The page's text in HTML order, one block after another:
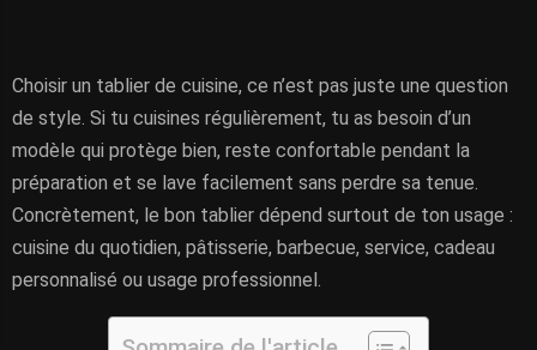
Choisir un tablier de cuisine, ce n’est pas juste une question
de style. Si tu cuisines régulièrement, tu as besoin d’un
modèle qui protège bien, reste confortable pendant la
préparation et se lave facilement sans perdre sa tenue.
Concrètement, le bon tablier dépend surtout de ton usage :
cuisine du quotidien, pâtisserie, barbecue, service, cadeau
personnalisé ou usage professionnel.